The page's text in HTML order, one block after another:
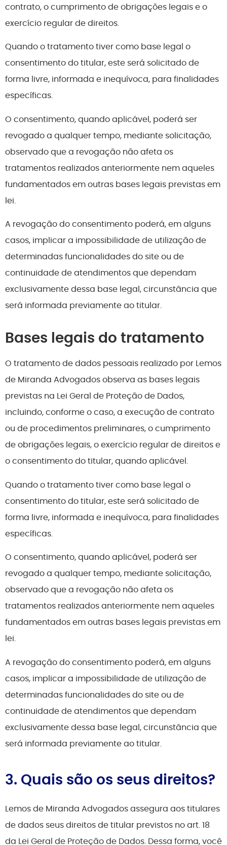
contrato, o cumprimento de obrigações legais e o
exercício regular de direitos.
Quando o tratamento tiver como base legal o
consentimento do titular, este será solicitado de
forma livre, informada e inequívoca, para finalidades
específicas.
O consentimento, quando aplicável, poderá ser
revogado a qualquer tempo, mediante solicitação,
observado que a revogação não afeta os
tratamentos realizados anteriormente nem aqueles
fundamentados em outras bases legais previstas em
lei.
A revogação do consentimento poderá, em alguns
casos, implicar a impossibilidade de utilização de
determinadas funcionalidades do site ou de
continuidade de atendimentos que dependam
exclusivamente dessa base legal, circunstância que
será informada previamente ao titular.
Bases legais do tratamento
O tratamento de dados pessoais realizado por Lemos
de Miranda Advogados observa as bases legais
previstas na Lei Geral de Proteção de Dados,
incluindo, conforme o caso, a execução de contrato
ou de procedimentos preliminares, o cumprimento
de obrigações legais, o exercício regular de direitos e
o consentimento do titular, quando aplicável.
Quando o tratamento tiver como base legal o
consentimento do titular, este será solicitado de
forma livre, informada e inequívoca, para finalidades
específicas.
O consentimento, quando aplicável, poderá ser
revogado a qualquer tempo, mediante solicitação,
observado que a revogação não afeta os
tratamentos realizados anteriormente nem aqueles
fundamentados em outras bases legais previstas em
lei.
A revogação do consentimento poderá, em alguns
casos, implicar a impossibilidade de utilização de
determinadas funcionalidades do site ou de
continuidade de atendimentos que dependam
exclusivamente dessa base legal, circunstância que
será informada previamente ao titular.
3. Quais são os seus direitos?
Lemos de Miranda Advogados assegura aos titulares
de dados seus direitos de titular previstos no art. 18
da Lei Geral de Proteção de Dados. Dessa forma, você